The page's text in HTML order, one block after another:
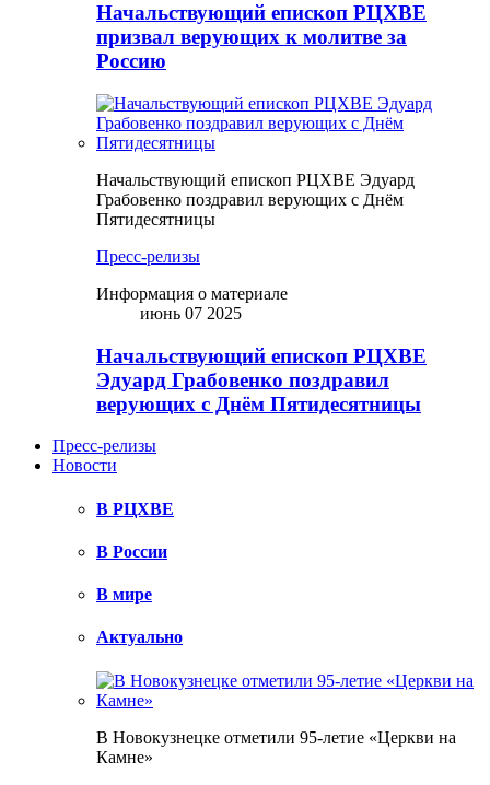
Начальствующий епископ РЦХВЕ
призвал верующих к молитве за
Россию
Начальствующий епископ РЦХВЕ Эдуард
Грабовенко поздравил верующих с Днём
Пятидесятницы
Пресс-релизы
Информация о материале
июнь 07 2025
Начальствующий епископ РЦХВЕ
Эдуард Грабовенко поздравил
верующих с Днём Пятидесятницы
Пресс-релизы
Новости
В РЦХВЕ
В России
В мире
Актуально
В Новокузнецке отметили 95-летие «Церкви на
Камне»